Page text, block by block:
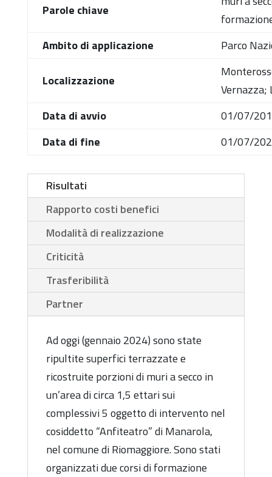
Parole chiave
Ambito di applicazione
Parco
Localizzazione
Vernazza;
Data di avvio
01/07/
Data di fine
01/07/
Risultati
Rapporto costi benefici
Modalità di realizzazione
Criticità
Trasferibilità
Partner
Ad oggi (gennaio 2024) sono state
ripultite superfici terrazzate e
ricostruite porzioni di muri a secco in
un’area di circa 1,5 ettari sui
complessivi 5 oggetto di intervento nel
cosiddetto “Anfiteatro” di Manarola,
nel comune di Riomaggiore. Sono stati
organizzati due corsi di formazione